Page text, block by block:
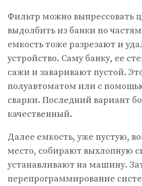
Фильтр можно выпрессовать
выдолбить из банки по
емкость тоже разрезают и
устройство. Саму банку, ее
сажи и заваривают пустой.
полуавтоматом или с
сварки. Последний вариант
качественный.
Далее емкость, уже пустую,
место, собирают выхлопную
устанавливают на машину.
перепрограммирование